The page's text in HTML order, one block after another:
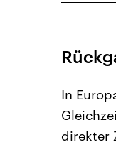
In
direkter